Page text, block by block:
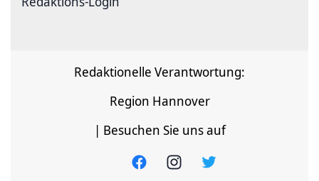
Redaktionelle Verantwortung:
Region Hannover
| Besuchen Sie uns auf